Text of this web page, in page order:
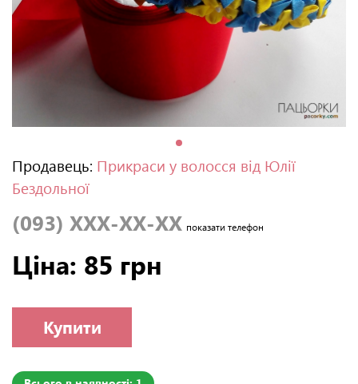
Продавець: Прикраси у волосся від Юлії
Бездольної
(093) XXX-XX-XX показати телефон
Ціна: 85 грн
Купити